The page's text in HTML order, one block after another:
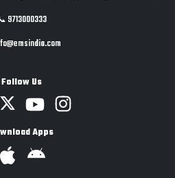
9713000333
Follow Us
Apps